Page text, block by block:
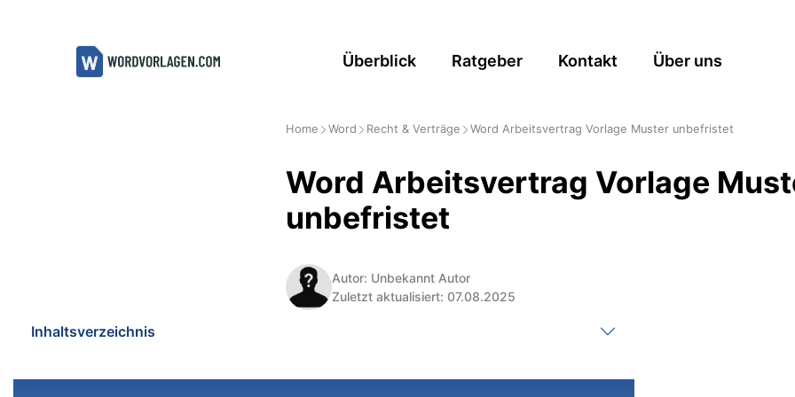
Überblick Ratgeber Kontakt Über uns
Home Word Recht & Verträge Word Arbeitsvertrag Vorlage Muster unbefristet
Word Arbeitsvertrag Vorlage
unbefristet
Autor: Unbekannt Autor
Zuletzt aktualisiert: 07.08.2025
Inhaltsverzeichnis